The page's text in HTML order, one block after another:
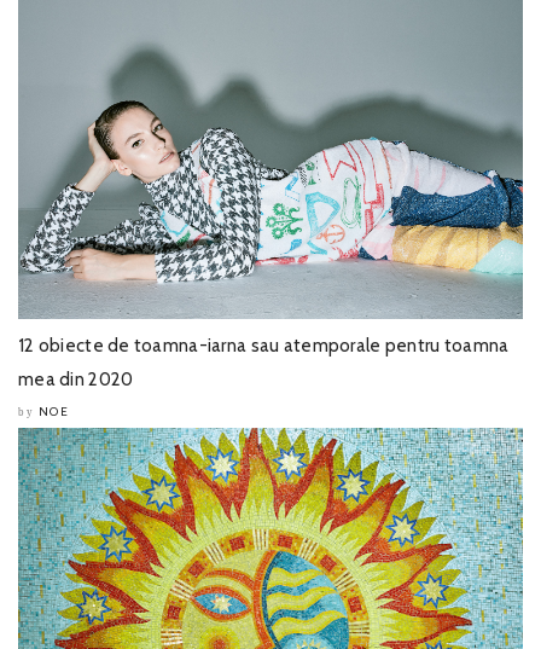
12 obiecte de toamna-iarna sau atemporale pentru toamna
mea din 2020
by NOE